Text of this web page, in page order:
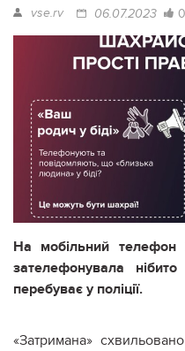
vse.rv 06.07.2023 0
На мобільний телефон
зателефонувала
перебуває у поліції.
«Затримана»